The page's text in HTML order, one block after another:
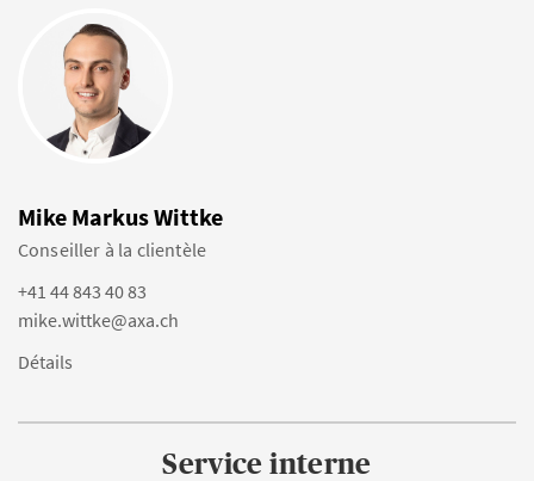
Mike Markus Wittke
Conseiller à la clientèle
+41 44 843 40 83
mike.wittke@axa.ch
Détails
Service interne